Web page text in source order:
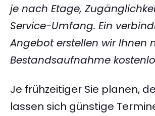
je nach Etage,
Service-Umfang. Ein
Angebot erstellen wir Ihnen
Bestandsaufnahme
Je frühzeitiger Sie planen,
lassen sich günstige